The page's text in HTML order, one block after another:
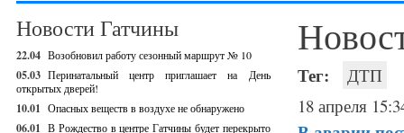
Новости Гатчины
22.04 Возобновил работу сезонный маршрут № 10
05.03 Перинатальный центр приглашает на День
открытых дверей!
10.01 Опасных веществ в воздухе не обнаружено
06.01 В Рождество в центре Гатчины будет перекрыто
Тег:
ДТП
18 апреля